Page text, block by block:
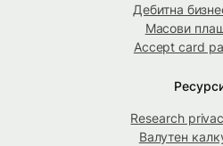
Дебитна
Масови
Accept card
Research
Валутен